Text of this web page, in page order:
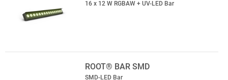
16 x 12 W RGBAW + UV-LED Bar
ROOT® BAR SMD
SMD-LED Bar